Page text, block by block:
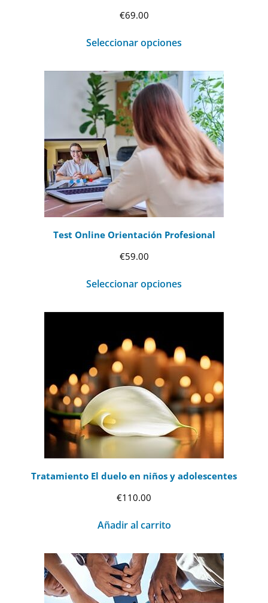
€69.00
Seleccionar opciones
Test Online Orientación Profesional
€59.00
Seleccionar opciones
Tratamiento El duelo en niños y adolescentes
€110.00
Añadir al carrito